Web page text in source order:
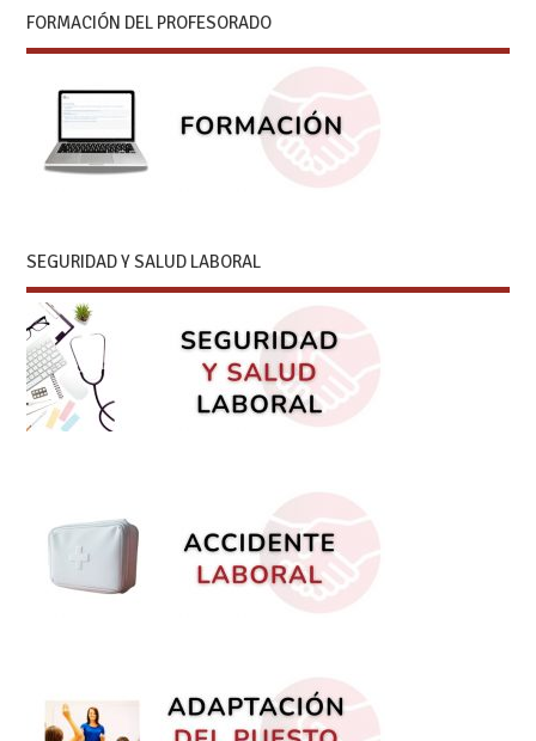
FORMACIÓN DEL PROFESORADO
SEGURIDAD Y SALUD LABORAL